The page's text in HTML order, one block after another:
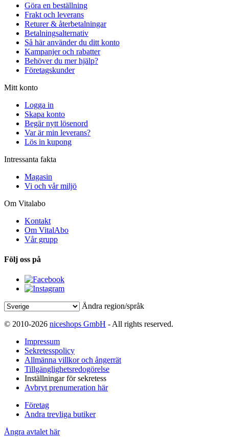
Göra en beställning
Frakt och leverans
Returer & återbetalningar
Betalningsalternativ
Så här använder du ditt konto
Kampanjer och rabatter
Behöver du mer hjälp?
Företagskunder
Mitt konto
Logga in
Skapa konto
Begär nytt lösenord
Var är min leverans?
Lös in kupong
Intressanta fakta
Magasin
Vi och vår miljö
Om Vitalabo
Kontakt
Om VitalAbo
Vår grupp
Följ oss på
Ändra region/språk
© 2010-2026 niceshops GmbH - All rights reserved.
Impressum
Sekretesspolicy
Allmänna villkor och ångerrät
Tillgänglighetsredogörelse
Inställningar för sekretess
Avbryt prenumeration här
Företag
Andra trevliga butiker
Ångra avtalet här